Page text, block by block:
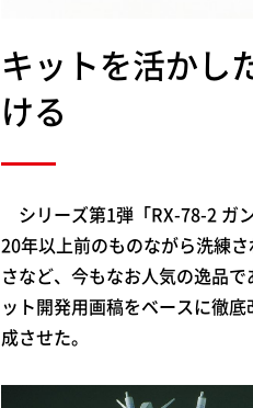
キットを活かし
ける
シリーズ第1弾「RX-78-2 ガ
20年以上前のものながら洗練
さなど、今もなお人気の逸品
ット開発用画稿をベースに徹
成させた。